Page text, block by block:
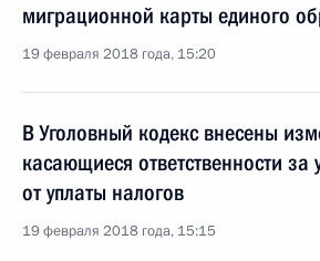
миграционной карты единого
19 февраля 2018 года, 15:20
В Уголовный кодекс внесены
касающиеся ответственности за
от уплаты налогов
19 февраля 2018 года, 15:15